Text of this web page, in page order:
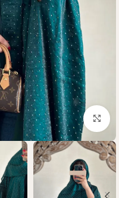
Click to enlarge